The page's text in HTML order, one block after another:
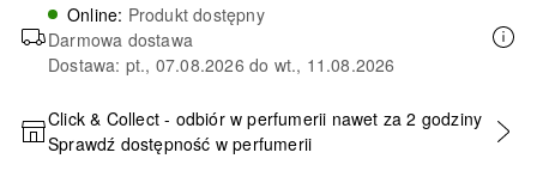
Online: Produkt dostępny
Darmowa dostawa
Dostawa: pt., 07.08.2026 do wt., 11.08.2026
DODAJ DO KOSZYKA
Click & Collect - odbiór w perfumerii nawet za 2 godziny
Sprawdź dostępność w perfumerii